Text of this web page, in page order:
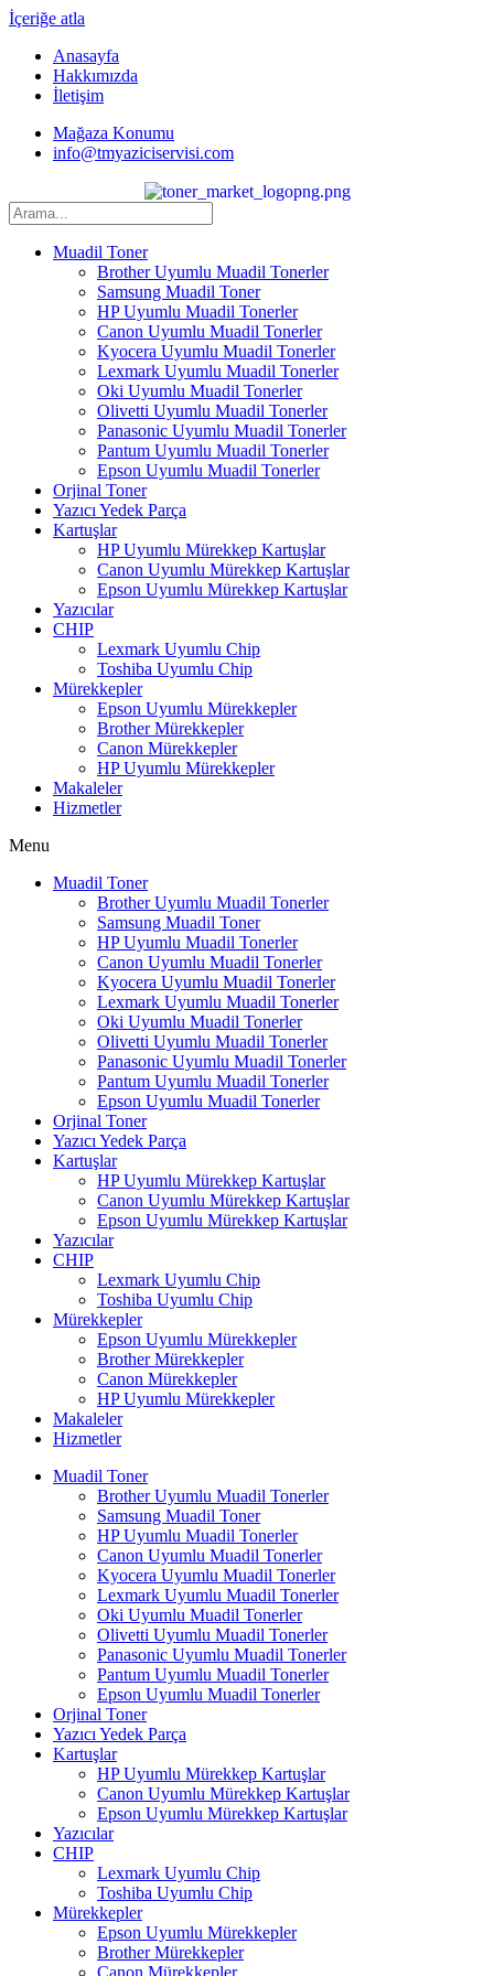
İçeriğe atla
Anasayfa
Hakkımızda
İletişim
Mağaza Konumu
info@tmyaziciservisi.com
Muadil Toner
Brother Uyumlu Muadil Tonerler
Samsung Muadil Toner
HP Uyumlu Muadil Tonerler
Canon Uyumlu Muadil Tonerler
Kyocera Uyumlu Muadil Tonerler
Lexmark Uyumlu Muadil Tonerler
Oki Uyumlu Muadil Tonerler
Olivetti Uyumlu Muadil Tonerler
Panasonic Uyumlu Muadil Tonerler
Pantum Uyumlu Muadil Tonerler
Epson Uyumlu Muadil Tonerler
Orjinal Toner
Yazıcı Yedek Parça
Kartuşlar
HP Uyumlu Mürekkep Kartuşlar
Canon Uyumlu Mürekkep Kartuşlar
Epson Uyumlu Mürekkep Kartuşlar
Yazıcılar
CHIP
Lexmark Uyumlu Chip
Toshiba Uyumlu Chip
Mürekkepler
Epson Uyumlu Mürekkepler
Brother Mürekkepler
Canon Mürekkepler
HP Uyumlu Mürekkepler
Makaleler
Hizmetler
Menu
Muadil Toner
Brother Uyumlu Muadil Tonerler
Samsung Muadil Toner
HP Uyumlu Muadil Tonerler
Canon Uyumlu Muadil Tonerler
Kyocera Uyumlu Muadil Tonerler
Lexmark Uyumlu Muadil Tonerler
Oki Uyumlu Muadil Tonerler
Olivetti Uyumlu Muadil Tonerler
Panasonic Uyumlu Muadil Tonerler
Pantum Uyumlu Muadil Tonerler
Epson Uyumlu Muadil Tonerler
Orjinal Toner
Yazıcı Yedek Parça
Kartuşlar
HP Uyumlu Mürekkep Kartuşlar
Canon Uyumlu Mürekkep Kartuşlar
Epson Uyumlu Mürekkep Kartuşlar
Yazıcılar
CHIP
Lexmark Uyumlu Chip
Toshiba Uyumlu Chip
Mürekkepler
Epson Uyumlu Mürekkepler
Brother Mürekkepler
Canon Mürekkepler
HP Uyumlu Mürekkepler
Makaleler
Hizmetler
Muadil Toner
Brother Uyumlu Muadil Tonerler
Samsung Muadil Toner
HP Uyumlu Muadil Tonerler
Canon Uyumlu Muadil Tonerler
Kyocera Uyumlu Muadil Tonerler
Lexmark Uyumlu Muadil Tonerler
Oki Uyumlu Muadil Tonerler
Olivetti Uyumlu Muadil Tonerler
Panasonic Uyumlu Muadil Tonerler
Pantum Uyumlu Muadil Tonerler
Epson Uyumlu Muadil Tonerler
Orjinal Toner
Yazıcı Yedek Parça
Kartuşlar
HP Uyumlu Mürekkep Kartuşlar
Canon Uyumlu Mürekkep Kartuşlar
Epson Uyumlu Mürekkep Kartuşlar
Yazıcılar
CHIP
Lexmark Uyumlu Chip
Toshiba Uyumlu Chip
Mürekkepler
Epson Uyumlu Mürekkepler
Brother Mürekkepler